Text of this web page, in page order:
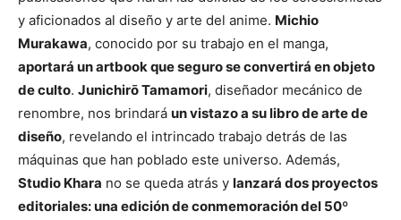
y aficionados al diseño y arte del anime. Michio
Murakawa, conocido por su trabajo en el manga,
aportará un artbook que seguro se convertirá en objeto
de culto. Junichirō Tamamori, diseñador mecánico de
renombre, nos brindará un vistazo a su libro de arte de
diseño, revelando el intrincado trabajo detrás de las
máquinas que han poblado este universo. Además,
Studio Khara no se queda atrás y lanzará dos proyectos
editoriales: una edición de conmemoración del 50º